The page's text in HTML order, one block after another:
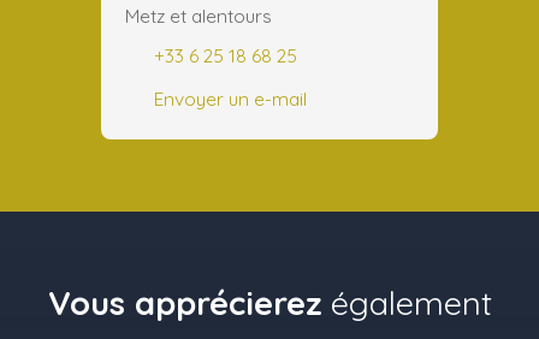
Metz et alentours
+33 6 25 18 68 25
Envoyer un e-mail
Vous apprécierez également